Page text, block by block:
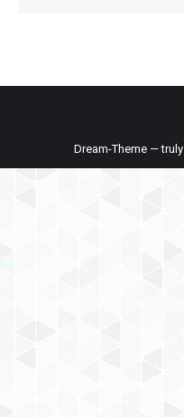
Dream-Theme — truly